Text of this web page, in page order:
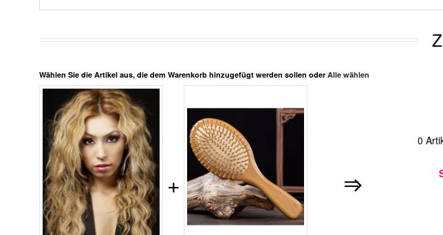
Wählen Sie die Artikel aus, die dem Warenkorb hinzugefügt werden sollen oder Alle wählen
+
0